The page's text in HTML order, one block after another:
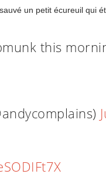
un petit écureuil qui
this